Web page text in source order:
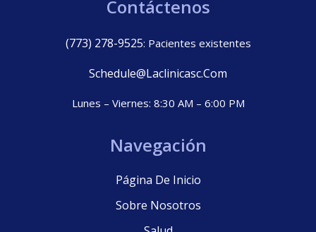
Contáctenos
(773) 278-9525: Pacientes existentes
Schedule@laclinicasc.com
Lunes – Viernes: 8:30 AM – 6:00 PM
Navegación
Página De Inicio
Sobre Nosotros